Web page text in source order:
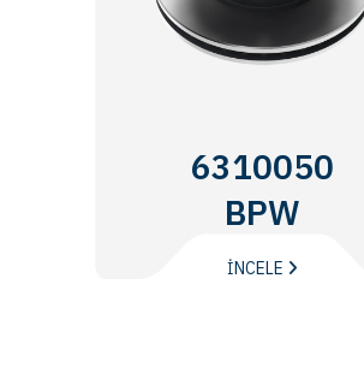
6310050
BPW
İNCELE